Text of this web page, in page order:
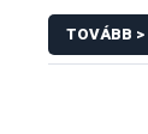
TOVÁBB >